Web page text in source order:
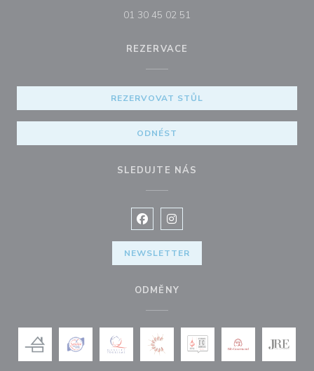
01 30 45 02 51
REZERVACE
REZERVOVAT STŮL
ODNÉST
SLEDUJTE NÁS
Facebook ((otevře se v novém
Instagram ((otevře se v
NEWSLETTER
ODMĚNY